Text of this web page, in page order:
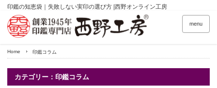
印鑑の知恵袋｜失敗しない実印の選び方 |西野オンライン工房
menu
Home 印鑑コラム
カテゴリー：印鑑コラム